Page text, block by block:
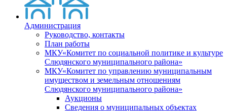
Администрация
Руководство, контакты
План работы
МКУ«Комитет по социальной политике и культуре
Слюдянского муниципального района»
МКУ«Комитет по управлению муниципальным
имуществом и земельным отношениям
Слюдянского муниципального района»
Аукционы
Сведения о муниципальных объектах